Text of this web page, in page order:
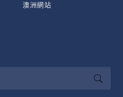
澳洲網站